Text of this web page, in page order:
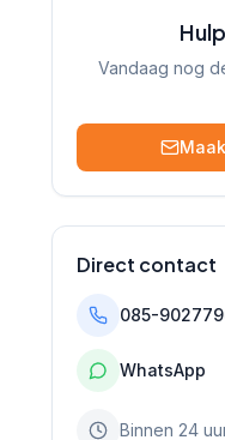
Vandaag nog
Direct contact
085-
WhatsApp
Binnen 24